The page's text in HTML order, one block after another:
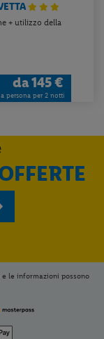
+ utilizzo della
da145 €
a persona per 2 notti
le informazioni possono